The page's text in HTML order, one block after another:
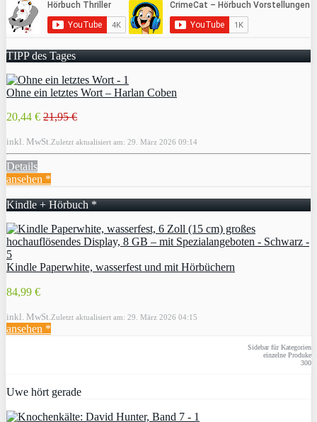
TIPP des Tages
Ohne ein letztes Wort – Harlan Coben
20,44 € 21,95 €
inkl. MwSt. Zuletzt aktualisiert am: 29. März 2026 09:14
Details
ansehen *
Kindle + Hörbuch *
Kindle Paperwhite, wasserfest und mit Hörbüchern
84,99 €
inkl. MwSt. Zuletzt aktualisiert am: 29. März 2026 04:15
ansehen *
Sidebar für Kategorien
einzelne Produke
300
Uwe hört gerade